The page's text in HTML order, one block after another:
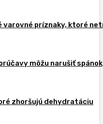
varovné príznaky, ktoré
môžu narušiť spánok
zhoršujú dehydratáciu